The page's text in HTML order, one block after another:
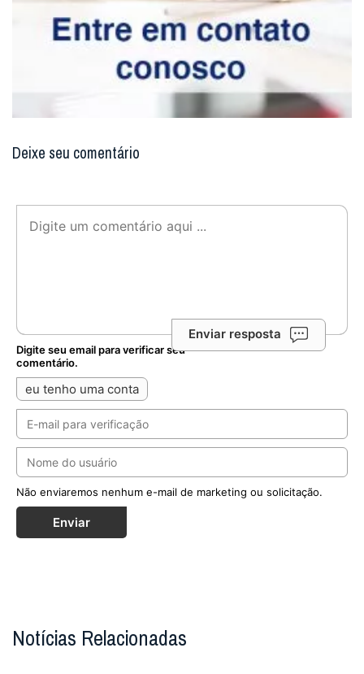
Deixe seu comentário
Enviar resposta
Digite seu email para verificar seu
comentário.
eu tenho uma conta
Não enviaremos nenhum e-mail de marketing ou solicitação.
Enviar
Notícias Relacionadas